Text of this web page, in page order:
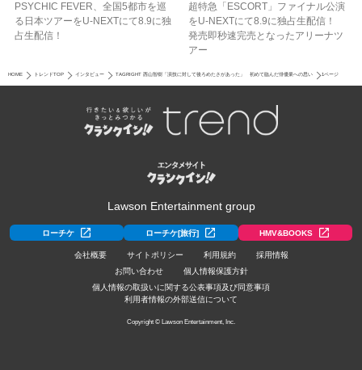
PSYCHIC FEVER、全国5都市を巡
る日本ツアーをU‐NEXTにて8.9に独
占生配信！
超特急「ESCORT」ファイナル公演
をU-NEXTにて8.9に独占生配信！
発売即秒速完売となったアリーナツ
アー
HOME トレンドTOP インタビュー TAGRIGHT 西山智樹「演技に対して後ろめたさがあった」 初めて臨んだ俳優業への思い 1ページ
Lawson Entertainment group
ローチケ ローチケ[旅行] HMV&BOOKS
会社概要 サイトポリシー 利用規約
採用情報
お問い合わせ
個人情報保護方針
個人情報の取扱いに関する公表事項及び同意事項
利用者情報の外部送信について
Copyright © Lawson Entertainment, Inc.